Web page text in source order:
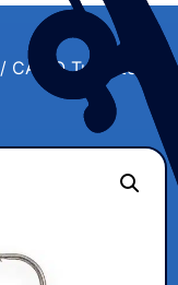
/ CAMO Tungsten